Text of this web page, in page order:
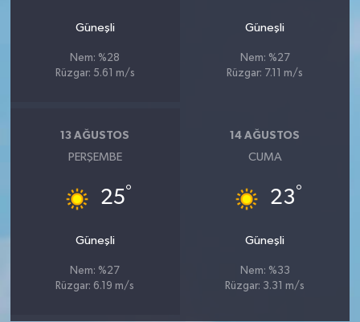
Güneşli
Nem: %28
Rüzgar: 5.61 m/s
Güneşli
Nem: %27
Rüzgar: 7.11 m/s
13 AĞUSTOS
PERŞEMBE
25°
Güneşli
Nem: %27
Rüzgar: 6.19 m/s
14 AĞUSTOS
CUMA
23°
Güneşli
Nem: %33
Rüzgar: 3.31 m/s